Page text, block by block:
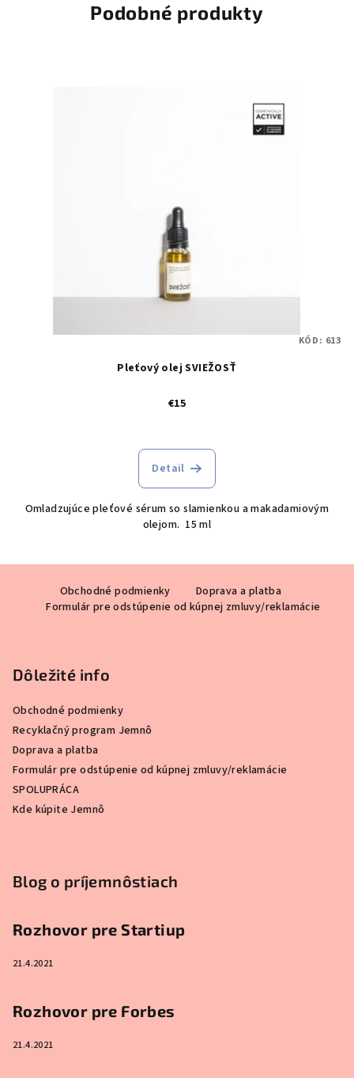
Podobné produkty
Pleťový olej SVIEŽOSŤ
€15
Detail
Omladzujúce pleťové sérum so slamienkou a makadamiovým
olejom. 15 ml
KÓD: 613
Obchodné podmienky
Doprava a platba
Formulár pre odstúpenie od kúpnej zmluvy/reklamácie
Dôležité info
Obchodné podmienky
Recyklačný program Jemnô
Doprava a platba
Formulár pre odstúpenie od kúpnej zmluvy/reklamácie
SPOLUPRÁCA
Kde kúpite Jemnô
Blog o príjemnôstiach
Rozhovor pre Startiup
21.4.2021
Rozhovor pre Forbes
21.4.2021